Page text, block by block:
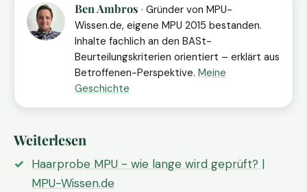
Ben Ambros · Gründer von MPU-
Wissen.de, eigene MPU 2015 bestanden.
Inhalte fachlich an den BASt-
Beurteilungskriterien orientiert – erklärt aus
Betroffenen-Perspektive. Meine
Geschichte
Weiterlesen
Haarprobe MPU - wie lange wird geprüft? |
MPU-Wissen.de